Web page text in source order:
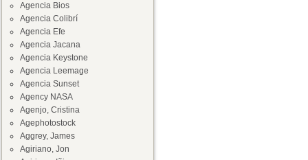
Agencia Bios
Agencia Colibrí
Agencia Efe
Agencia Jacana
Agencia Keystone
Agencia Leemage
Agencia Sunset
Agency NASA
Agenjo, Cristina
Agephotostock
Aggrey, James
Agiriano, Jon